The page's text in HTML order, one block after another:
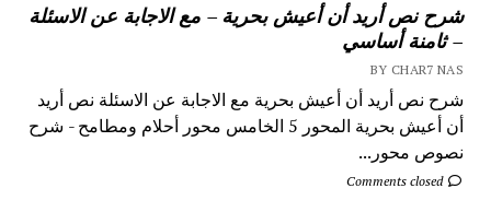
شرح نص أريد أن أعيش بحرية – مع الاجابة عن الاسئلة
– ثامنة أساسي
BY CHAR7 NAS
شرح نص أريد أن أعيش بحرية مع الاجابة عن الاسئلة نص أريد
أن أعيش بحرية المحور 5 الخامس محور أحلام ومطامح - شرح
نصوص محور...
Comments closed